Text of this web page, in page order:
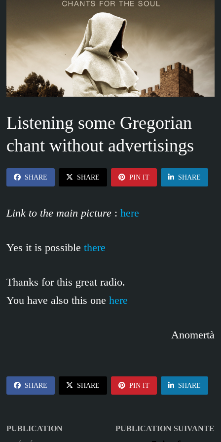
Listening some Gregorian
chant without advertisings
SHARE SHARE PIN IT SHARE
Link to the main picture: here
Yes it is possible there
Thanks for this great radio.
You have also this one here
Anomertà
SHARE SHARE PIN IT SHARE
Navigation
PUBLICATION
PUBLICATION SUIVANTE